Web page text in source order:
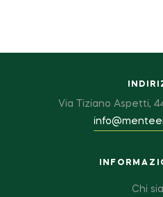
Via Tiziano Aspetti,
Chi